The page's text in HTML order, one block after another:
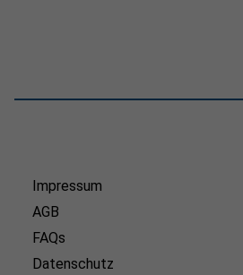
Impressum
AGB
FAQs
Datenschutz